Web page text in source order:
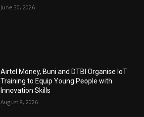
June 30, 2026
Airtel Money, Buni and DTBI Organise IoT
Training to Equip Young People with
Innovation Skills
August 8, 2026